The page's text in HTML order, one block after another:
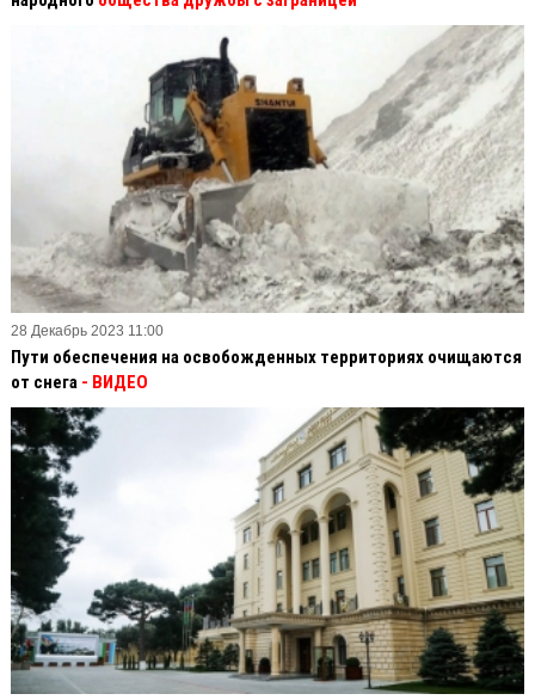
28 Декабрь 2023 11:00
Пути обеспечения на освобожденных территориях очищаются
от снега - ВИДЕО